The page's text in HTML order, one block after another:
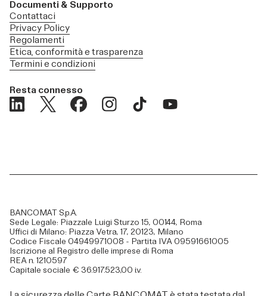
Documenti & Supporto
Contattaci
Privacy Policy
Regolamenti
Etica, conformità e trasparenza
Termini e condizioni
Resta connesso
BANCOMAT S.p.A.
Sede Legale: Piazzale Luigi Sturzo 15, 00144, Roma
Uffici di Milano: Piazza Vetra, 17, 20123, Milano
Codice Fiscale 04949971008 - Partita IVA 09591661005
Iscrizione al Registro delle imprese di Roma
REA n. 1210597
Capitale sociale € 36.917.523,00 i.v.